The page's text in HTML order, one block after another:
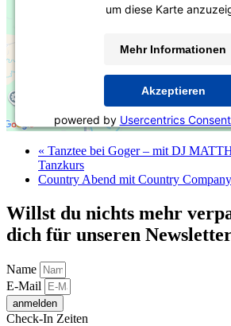
um diese Karte
Mehr Informationen
Akzeptieren
powered by Usercentrics
« Tanztee bei Goger – mit DJ
Tanzkurs
Country Abend mit Country Company
Willst du nichts mehr
dich für unseren
Name
E-Mail
anmelden
Check-In Zeiten